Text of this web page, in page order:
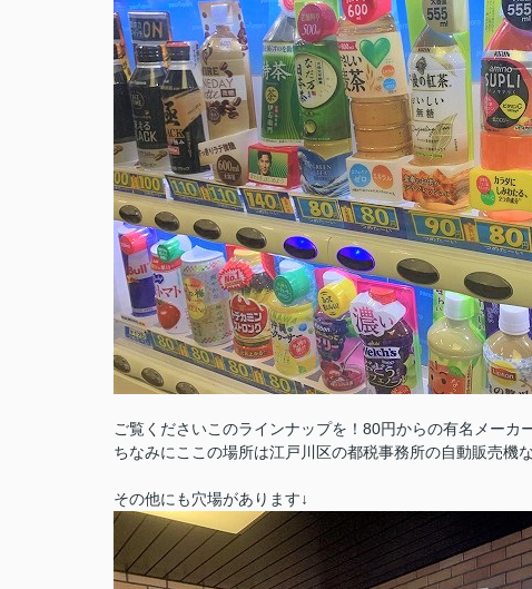
ご覧くださいこのラインナップを！80円からの有名メーカ
ちなみにここの場所は江戸川区の都税事務所の自動販売機
その他にも穴場があります↓